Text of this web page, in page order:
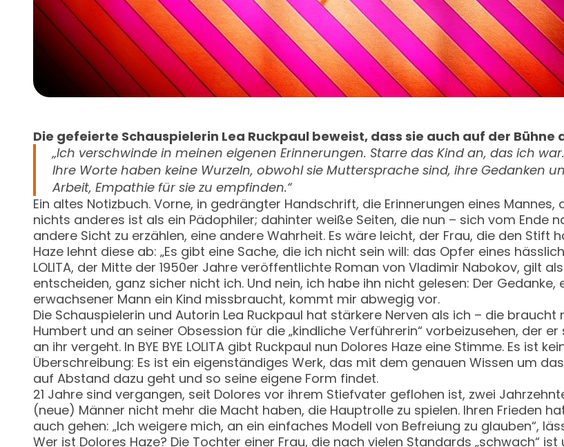
Die gefeierte Schauspielerin Lea Ruckpaul beweist, dass sie auch auf der Bühne
„Ich verschwinde in meinen eigenen Erinnerungen. Starre das Kind an, das ich
Ihre Worte haben keine Wurzeln, obwohl sie Muttersprache sind, ihre Gedanken
Arbeit, Empathie für sie zu empfinden.“
Ein altes Notizbuch. Vorne, in gedrängter Handschrift, die Erinnerungen eines
nichts anderes ist als ein Pädophiler; dahinter weiße Seiten, die nun – sich vom Ende
andere Sicht zu erzählen, eine andere Wahrheit. Es wäre leicht, der Frau, die den Stift
Haze lehnt diese ab: „Es gibt eine Sache, die ich nicht sein will: das Opfer eines
LOLITA, der Mitte der 1950er Jahre veröffentlichte Roman von Vladimir Nabokov, gilt
entscheiden, ganz sicher nicht ich. Und nein, ich habe ihn nicht gelesen: Der
erwachsener Mann ein Kind missbraucht, kommt mir abwegig vor.
Die Schauspielerin und Autorin Lea Ruckpaul hat stärkere Nerven als ich – die
Humbert und an seiner Obsession für die „kindliche Verführerin“ vorbeizusehen, der
an ihr vergeht. In BYE BYE LOLITA gibt Ruckpaul nun Dolores Haze eine Stimme. Es ist
Überschreibung: Es ist ein eigenständiges Werk, das mit dem genauen Wissen um
auf Abstand dazu geht und so seine eigene Form findet.
21 Jahre sind vergangen, seit Dolores vor ihrem Stiefvater geflohen ist, zwei
(neue) Männer nicht mehr die Macht haben, die Hauptrolle zu spielen. Ihren Frieden
auch gehen: „Ich weigere mich, an ein einfaches Modell von Befreiung zu glauben“,
Wer ist Dolores Haze? Die Tochter einer Frau, die nach vielen Standards „schwach“